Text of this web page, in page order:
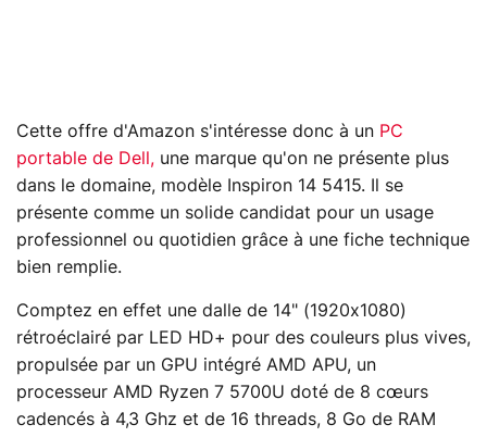
Cette offre d'Amazon s'intéresse donc à un PC
portable de Dell, une marque qu'on ne présente plus
dans le domaine, modèle Inspiron 14 5415. Il se
présente comme un solide candidat pour un usage
professionnel ou quotidien grâce à une fiche technique
bien remplie.
Comptez en effet une dalle de 14" (1920x1080)
rétroéclairé par LED HD+ pour des couleurs plus vives,
propulsée par un GPU intégré AMD APU, un
processeur AMD Ryzen 7 5700U doté de 8 cœurs
cadencés à 4,3 Ghz et de 16 threads, 8 Go de RAM